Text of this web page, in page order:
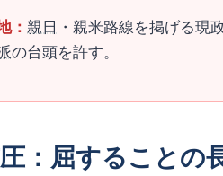
：親日 ・親米路線を掲げる現
の台頭を許す。
：屈することの